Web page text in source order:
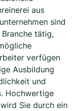
aus
sind
tätig,
verfügen
Ausbildung
und
Hochwertige
Sie durch ein